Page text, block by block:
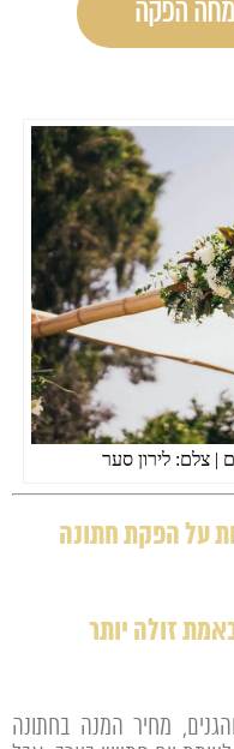
הפקה
| צלם: לירון סער
על הפקת חתונה
זולה יותר
מחיר המנה בחתונה